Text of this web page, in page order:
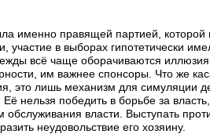
именно правящей партией,
участие в выборах гипотетически
всё чаще оборачиваются
им важнее спонсоры. Что же
это лишь механизм для симуляции
нельзя победить в борьбе за
власти. Выступать
неудовольствие его хозяину.